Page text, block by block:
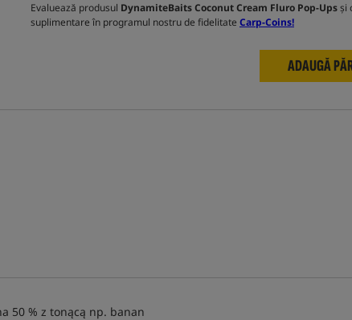
Evaluează produsul DynamiteBaits Coconut Cream Fluro Pop-Upsși
suplimentare în programul nostru de fidelitate Carp-Coins!
ADAUGĂ
50 % z tonącą np. banan